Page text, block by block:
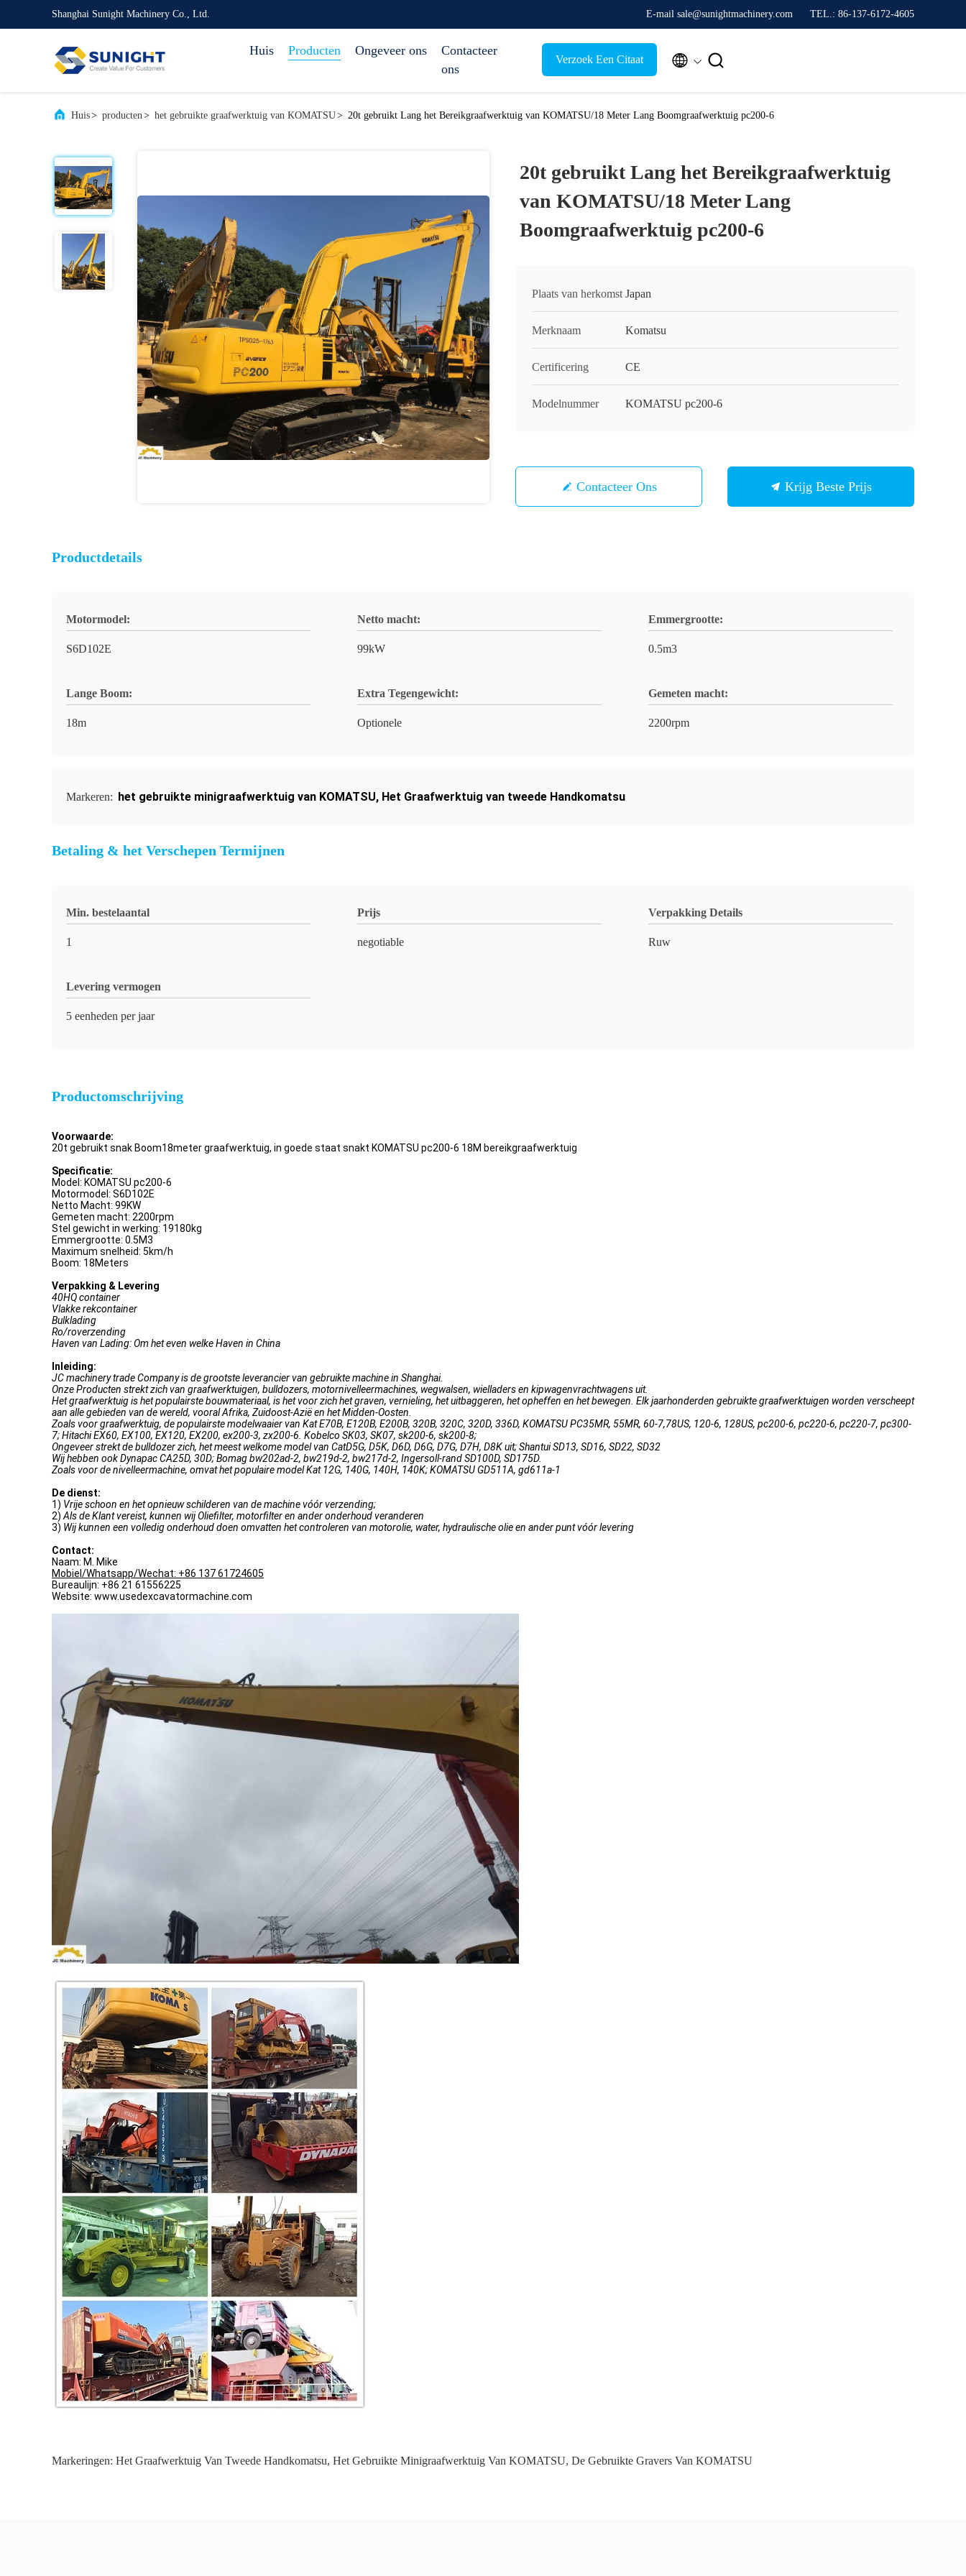
Shanghai Sunight Machinery Co., Ltd. E-mail sale@sunightmachinery.com TEL.: 86-137-6172-4605
Huis Producten Ongeveer ons
Contacteer
ons
Verzoek Een Citaat  
Huis> producten> het gebruikte graafwerktuig van KOMATSU> 20t gebruikt Lang het Bereikgraafwerktuig van KOMATSU/18 Meter Lang Boomgraafwerktuig pc200-6
20t gebruikt Lang het Bereikgraafwerktuig
van KOMATSU/18 Meter Lang
Boomgraafwerktuig pc200-6
Plaats van herkomst Japan
Merknaam Komatsu
Certificering CE
Modelnummer KOMATSU pc200-6
Contacteer Ons Krijg Beste Prijs
Productdetails
Motormodel:
S6D102E
Netto macht:
99kW
Emmergrootte:
0.5m3
Lange Boom:
18m
Extra Tegengewicht:
Optionele
Gemeten macht:
2200rpm
Markeren: het gebruikte minigraafwerktuig van KOMATSU, Het Graafwerktuig van tweede Handkomatsu
Betaling & het Verschepen Termijnen
Min. bestelaantal
1
Prijs
negotiable
Verpakking Details
Ruw
Levering vermogen
5 eenheden per jaar
Productomschrijving
Voorwaarde:
20t gebruikt snak Boom18meter graafwerktuig, in goede staat snakt KOMATSU pc200-6 18M bereikgraafwerktuig
Specificatie:
Model: KOMATSU pc200-6
Motormodel: S6D102E
Netto Macht: 99KW
Gemeten macht: 2200rpm
Stel gewicht in werking: 19180kg
Emmergrootte: 0.5M3
Maximum snelheid: 5km/h
Boom: 18Meters
Verpakking & Levering
40HQ container
Vlakke rekcontainer
Bulklading
Ro/roverzending
Haven van Lading: Om het even welke Haven in China
Inleiding:
JC machinery trade Company is de grootste leverancier van gebruikte machine in Shanghai.
Onze Producten strekt zich van graafwerktuigen, bulldozers, motornivelleermachines, wegwalsen, wielladers en kipwagenvrachtwagens uit.
Het graafwerktuig is het populairste bouwmateriaal, is het voor zich het graven, vernieling, het uitbaggeren, het opheffen en het bewegen. Elk jaarhonderden gebruikte graafwerktuigen worden verscheept
aan alle gebieden van de wereld, vooral Afrika, Zuidoost-Azië en het Midden-Oosten.
Zoals voor graafwerktuig, de populairste modelwaaier van Kat E70B, E120B, E200B, 320B, 320C, 320D, 336D, KOMATSU PC35MR, 55MR, 60-7,78US, 120-6, 128US, pc200-6, pc220-6, pc220-7, pc300-
7; Hitachi EX60, EX100, EX120, EX200, ex200-3, zx200-6. Kobelco SK03, SK07, sk200-6, sk200-8;
Ongeveer strekt de bulldozer zich, het meest welkome model van CatD5G, D5K, D6D, D6G, D7G, D7H, D8K uit; Shantui SD13, SD16, SD22, SD32
Wij hebben ook Dynapac CA25D, 30D; Bomag bw202ad-2, bw219d-2, bw217d-2, Ingersoll-rand SD100D, SD175D.
Zoals voor de nivelleermachine, omvat het populaire model Kat 12G, 140G, 140H, 140K; KOMATSU GD511A, gd611a-1
De dienst:
1) Vrije schoon en het opnieuw schilderen van de machine vóór verzending;
2) Als de Klant vereist, kunnen wij Oliefilter, motorfilter en ander onderhoud veranderen
3) Wij kunnen een volledig onderhoud doen omvatten het controleren van motorolie, water, hydraulische olie en ander punt vóór levering
Contact:
Naam: M. Mike
Mobiel/Whatsapp/Wechat: +86 137 61724605
Bureaulijn: +86 21 61556225
Website: www.usedexcavatormachine.com
Markeringen: Het Graafwerktuig Van Tweede Handkomatsu, Het Gebruikte Minigraafwerktuig Van KOMATSU, De Gebruikte Gravers Van KOMATSU